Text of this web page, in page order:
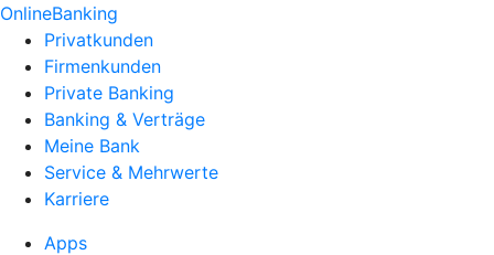
OnlineBanking
Privatkunden
Firmenkunden
Private Banking
Banking & Verträge
Meine Bank
Service & Mehrwerte
Karriere
Apps